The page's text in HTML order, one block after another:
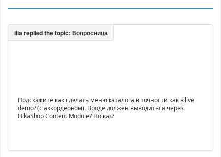
Подскажите как сделать меню каталога в точности как в live
demo? (с аккордеоном). Вроде должен выводиться через
HikaShop Content Module? Но как?